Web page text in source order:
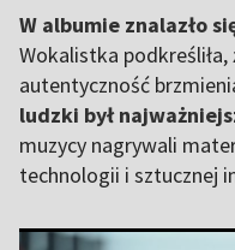
W albumie znalazło
Wokalistka
autentyczność
ludzki był
muzycy nagrywali
technologii i sztucznej